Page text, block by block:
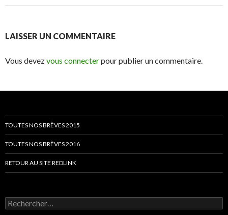
LAISSER UN COMMENTAIRE
Vous devezvous connecterpour publier un commentaire.
TOUTES NOS BRÈVES 2015
TOUTES NOS BRÈVES 2016
RETOUR AU SITE REDLINK
Rechercher :